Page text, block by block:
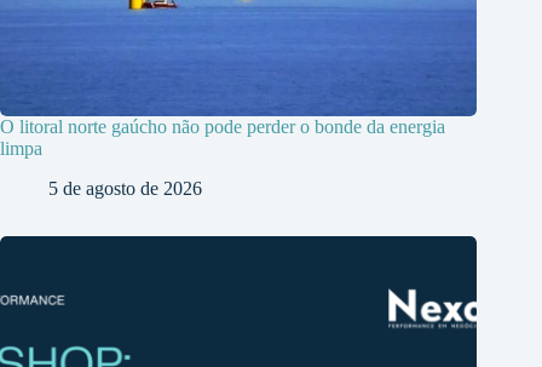
O litoral norte gaúcho não pode perder o bonde da energia
limpa
5 de agosto de 2026